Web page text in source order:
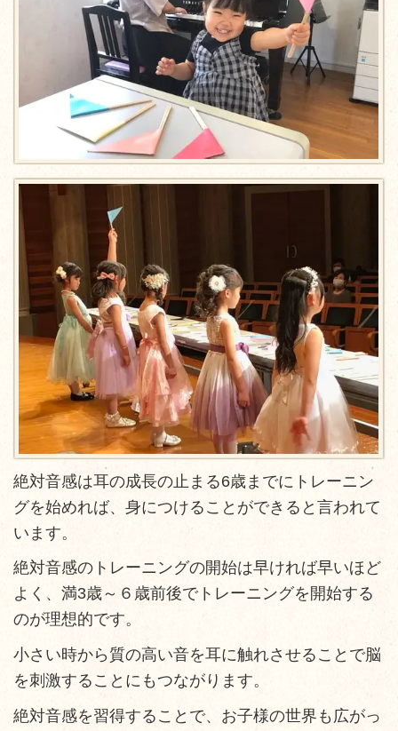
絶対音感は耳の成長の止まる6歳までにトレーニン
グを始めれば、身につけることができると言われて
います。
絶対音感のトレーニングの開始は早ければ早いほど
よく、満3歳～６歳前後でトレーニングを開始する
のが理想的です。
小さい時から質の高い音を耳に触れさせることで脳
を刺激することにもつながります。
絶対音感を習得することで、お子様の世界も広がっ